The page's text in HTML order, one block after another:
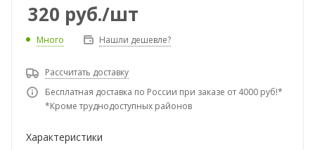
320 руб./шт
Много Нашли дешевле?
Рассчитать доставку
Бесплатная доставка по России при заказе от 4000 руб!*
*Кроме труднодоступных районов
Характеристики